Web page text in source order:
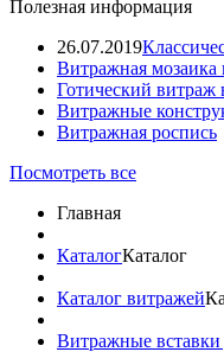
Полезная информация
26.07.2019
Витражная мозаика
Готический витраж
Витражные
Витражная роспись
Посмотреть все
Главная
КаталогКаталог
Каталог витражей
Витражные